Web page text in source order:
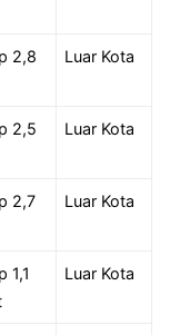
2,8 Luar Kota
2,5 Luar Kota
2,7 Luar Kota
1,1
Luar Kota